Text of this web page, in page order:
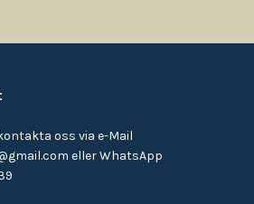
oss via e-Mail
eller WhatsApp